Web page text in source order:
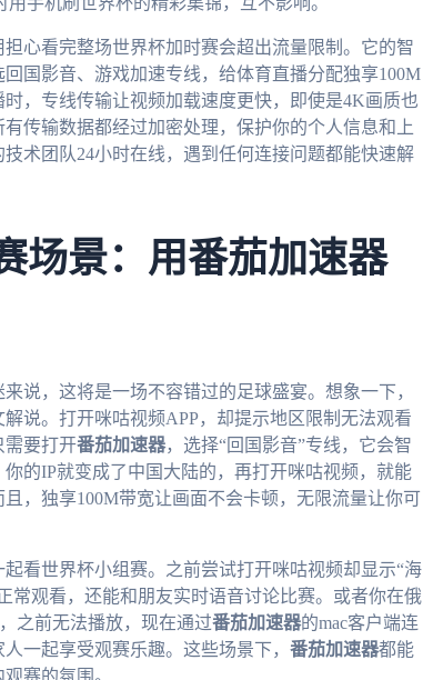
心看完整场世界杯加时赛会超出流量限制。它的智
国影音、游戏加速专线，给体育直播分配独享100M
，专线传输让视频加载速度更快，即使是4K画质也
传输数据都经过加密处理，保护你的个人信息和上
术团队24小时在线，遇到任何连接问题都能快速解
场景：用番茄加速器
说，这将是一场不容错过的足球盛宴。想象一下，
说。打开咪咕视频APP，却提示地区限制无法观看
需要打开番茄加速器，选择“回国影音”专线，它会智
的IP就变成了中国大陆的，再打开咪咕视频，就能
，独享100M带宽让画面不会卡顿，无限流量让你可
看世界杯小组赛。之前尝试打开咪咕视频却显示“海
常观看，还能和朋友实时语音讨论比赛。或者你在俄
之前无法播放，现在通过番茄加速器的mac客户端连
一起享受观赛乐趣。这些场景下， 番茄加速器都能
赛的氛围。